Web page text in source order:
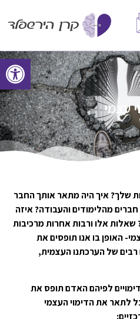
פתח
עצמי
שלך? איך היה מתאר אותך החבר
מהלימודים והעבודה? איזה
אלו ורבות אחרות מרכיבות
האופן בו אנו תופסים את
של הערכתנו העצמית,
לפיהם האדם תופס את
לתאר את הדימוי העצמי